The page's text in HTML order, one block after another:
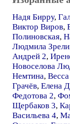
Надя Бирру,
Виктор Виров,
Полиновская,
Людмила
Андрей 2,
Новоселова
Немтина,
Грачёв, Елена
Федотова 2,
Щербаков 3,
Васильева 4,